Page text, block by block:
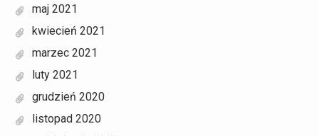
maj 2021
kwiecień 2021
marzec 2021
luty 2021
grudzień 2020
listopad 2020